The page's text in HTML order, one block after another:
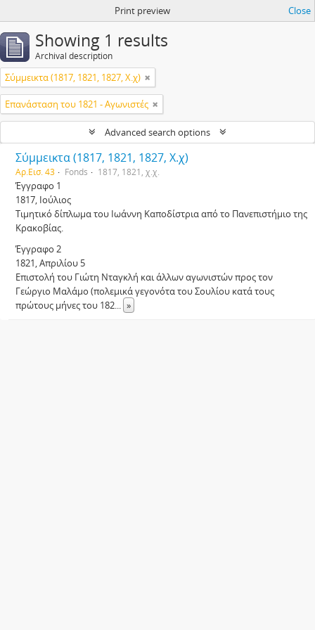
Print preview Close
Showing 1 results
Archival description
Σύμμεικτα (1817, 1821, 1827, Χ.χ)
Επανάσταση του 1821 - Αγωνιστές
Advanced search options
Σύμμεικτα (1817, 1821, 1827, Χ.χ)
Αρ.Εισ. 43 Fonds 1817, 1821, χ.χ.
Έγγραφο 1
1817, Ιούλιος
Τιμητικό δίπλωμα του Ιωάννη Καποδίστρια από το Πανεπιστήμιο της
Κρακοβίας.
Έγγραφο 2
1821, Απριλίου 5
Επιστολή του Γιώτη Νταγκλή και άλλων αγωνιστών προς τον
Γεώργιο Μαλάμο (πολεμικά γεγονότα του Σουλίου κατά τους
πρώτους μήνες του 182... »